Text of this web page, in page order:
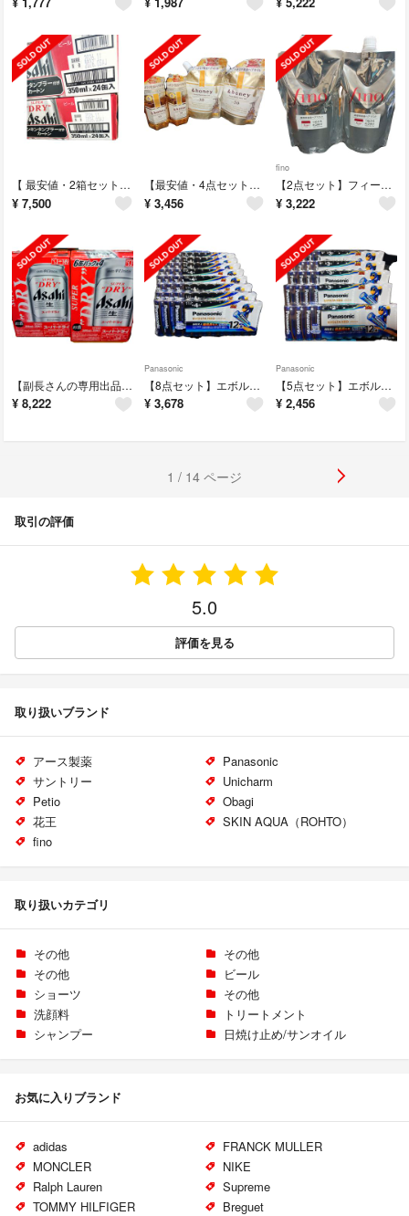
【 最安値・2箱セット 】アサヒビール スーパードライ缶３５０タイガース６×４
¥ 7,500
【最安値・4点セット】アンドハニー ディープモイストヘアオイル3.0 100ml
¥ 3,456
fino
【2点セット】フィーノ プレミアムタッチ 浸透美容液ヘアマスクつめかえ用700g
¥ 3,222
【副長さんの専用出品】アサヒビール ＳＤスチール缶５００✖３５０ ６缶パック×４
¥ 8,222
Panasonic
【8点セット】エボルタ乾電池エボルタネオ単4形LR03NJ／12SW(12本入)
¥ 3,678
Panasonic
【5点セット】エボルタ乾電池エボルタネオ単3形 LR6NJ／12SW(12本入)
¥ 2,456
1 / 14 ページ
取引の評価
5.0
評価を見る
取り扱いブランド
アース製薬
Panasonic
サントリー
Unicharm
Petio
Obagi
花王
SKIN AQUA（ROHTO）
fino
取り扱いカテゴリ
その他
その他
その他
ビール
ショーツ
その他
洗顔料
トリートメント
シャンプー
日焼け止め/サンオイル
お気に入りブランド
adidas
FRANCK MULLER
MONCLER
NIKE
Ralph Lauren
Supreme
TOMMY HILFIGER
Breguet